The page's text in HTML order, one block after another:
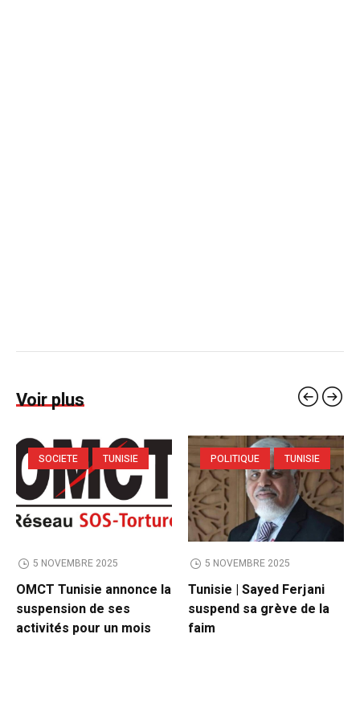
Voir plus
SOCIETE TUNISIE
5 NOVEMBRE 2025
OMCT Tunisie annonce la
suspension de ses
activités pour un mois
POLITIQUE TUNISIE
5 NOVEMBRE 2025
Tunisie | Sayed Ferjani
suspend sa grève de la
faim